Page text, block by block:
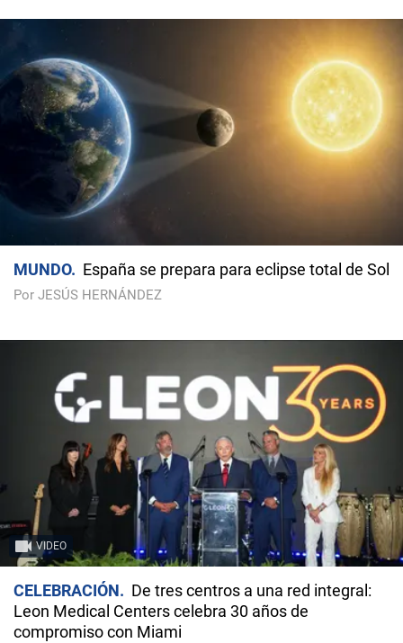
MUNDO España se prepara para eclipse total de Sol
Por JESÚS HERNÁNDEZ
VIDEO
CELEBRACIÓN
De tres centros a una red integral:
Leon Medical Centers celebra 30 años de
compromiso con Miami